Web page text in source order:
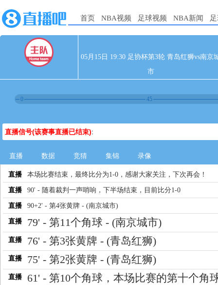
首页 NBA视频 足球视频 NBA新闻
05月15日 19:30 足协杯第3轮 青岛红狮vs南京
市
0 45
直播信号(该赛事直播已结束):
直播 数据 竞猜 集锦 录像
直播 本场比赛结束，最终比分为1-0，感谢大家关注，下次再会！
直播 90' - 随着裁判一声哨响，下半场结束，目前比分1-0
直播 90+2' - 第4张黄牌 - (南京城市)
直播 79' - 第11个角球 - (南京城市)
直播 76' - 第3张黄牌 - (青岛红狮)
直播 75' - 第2张黄牌 - (青岛红狮)
直播
61' - 第10个角球，本场比赛的第十个角